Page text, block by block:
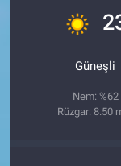
Güneşli
Nem: %62
Rüzgar: 8.50